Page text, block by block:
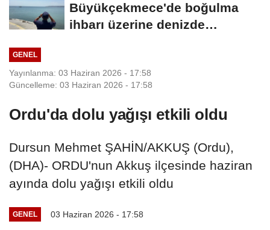
Büyükçekmece'de boğulma
ihbarı üzerine denizde
GENEL
Yayınlanma: 03 Haziran 2026 - 17:58
Güncelleme: 03 Haziran 2026 - 17:58
Ordu'da dolu yağışı etkili oldu
Dursun Mehmet ŞAHİN/AKKUŞ (Ordu),
(DHA)- ORDU'nun Akkuş ilçesinde haziran
ayında dolu yağışı etkili oldu
GENEL 03 Haziran 2026 - 17:58